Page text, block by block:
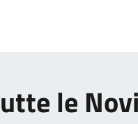
le